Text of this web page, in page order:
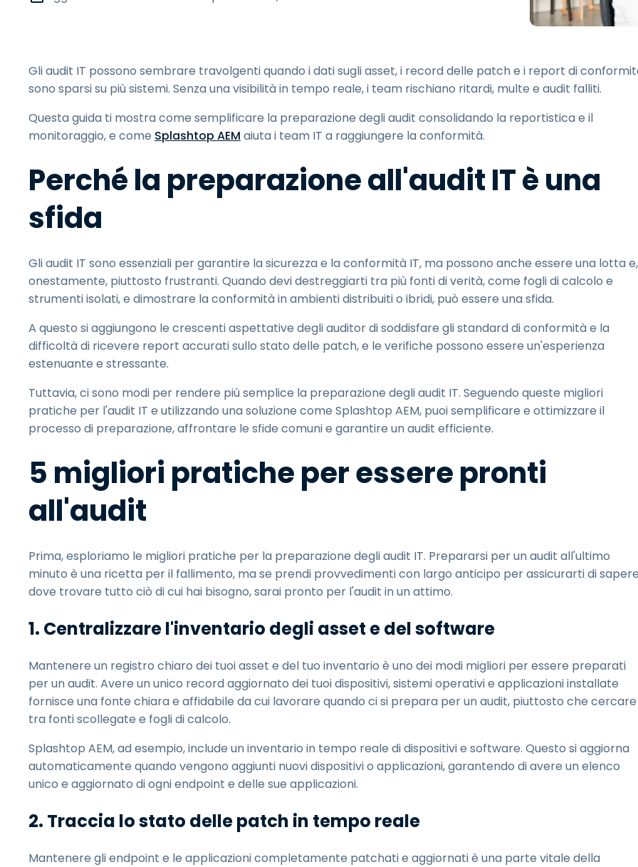
Accesso remoto tramite
Wacom
Accesso remoto al
laboratorio
Sicurezza degli endpoint
Esplora tutte le esigenze
Gli audit IT possono sembrare travolgenti quando i dati sugli asset, i record delle patch e i report di
sono sparsi su più sistemi. Senza una visibilità in tempo reale, i team rischiano ritardi, multe e audit falliti.
Questa guida ti mostra come semplificare la preparazione degli audit consolidando la reportistica e il
monitoraggio, e come Splashtop AEM aiuta i team IT a raggiungere la conformità.
Perché la preparazione all'audit IT è una
sfida
Gli audit IT sono essenziali per garantire la sicurezza e la conformità IT, ma possono anche essere una lotta e,
onestamente, piuttosto frustranti. Quando devi destreggiarti tra più fonti di verità, come fogli di calcolo e
strumenti isolati, e dimostrare la conformità in ambienti distribuiti o ibridi, può essere una sfida.
A questo si aggiungono le crescenti aspettative degli auditor di soddisfare gli standard di conformità e la
difficoltà di ricevere report accurati sullo stato delle patch, e le verifiche possono essere un'esperienza
estenuante e stressante.
Tuttavia, ci sono modi per rendere più semplice la preparazione degli audit IT. Seguendo queste migliori
pratiche per l'audit IT e utilizzando una soluzione come Splashtop AEM, puoi semplificare e ottimizzare il
processo di preparazione, affrontare le sfide comuni e garantire un audit efficiente.
5 migliori pratiche per essere pronti
all'audit
Prima, esploriamo le migliori pratiche per la preparazione degli audit IT. Prepararsi per un audit all'ultimo
minuto è una ricetta per il fallimento, ma se prendi provvedimenti con largo anticipo per assicurarti di
dove trovare tutto ciò di cui hai bisogno, sarai pronto per l'audit in un attimo.
1. Centralizzare l'inventario degli asset e del software
Mantenere un registro chiaro dei tuoi asset e del tuo inventario è uno dei modi migliori per essere preparati
per un audit. Avere un unico record aggiornato dei tuoi dispositivi, sistemi operativi e applicazioni installate
fornisce una fonte chiara e affidabile da cui lavorare quando ci si prepara per un audit, piuttosto che cercare
tra fonti scollegate e fogli di calcolo.
Splashtop AEM, ad esempio, include un inventario in tempo reale di dispositivi e software. Questo si aggiorna
automaticamente quando vengono aggiunti nuovi dispositivi o applicazioni, garantendo di avere un elenco
unico e aggiornato di ogni endpoint e delle sue applicazioni.
2. Traccia lo stato delle patch in tempo reale
Mantenere gli endpoint e le applicazioni completamente patchati e aggiornati è una parte vitale della